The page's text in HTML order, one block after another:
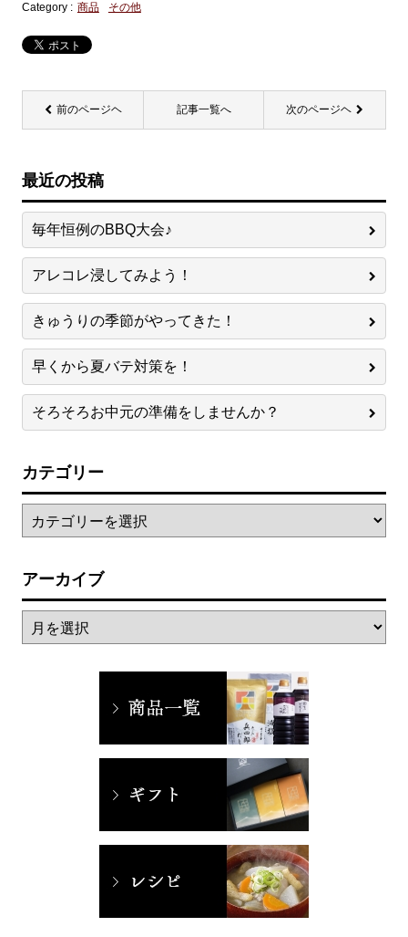
Category : 商品 その他
前のページヘ 記事一覧へ 次のページヘ
最近の投稿
毎年恒例のBBQ大会♪
アレコレ浸してみよう！
きゅうりの季節がやってきた！
早くから夏バテ対策を！
そろそろお中元の準備をしませんか？
カテゴリー
アーカイブ